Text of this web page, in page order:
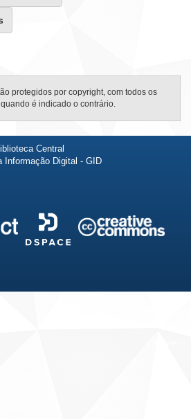
protegidos por copyright, com todos os
é indicado o contrário.
Central
Informação Digital - GID